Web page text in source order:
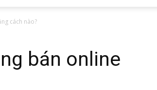
cách nào?
bán online